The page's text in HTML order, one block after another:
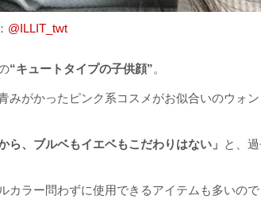
@ILLIT_twt
“キュートタイプの子供顔”。
がかったピンク系コスメがお似合いのウォ
ら、ブルベもイエベもこだわりはない」 と、
ラー問わずに使用できるアイテムも多いの